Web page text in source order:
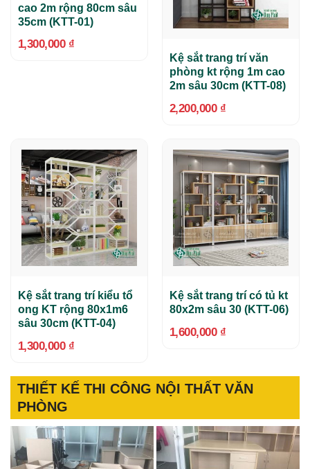
cao 2m rộng 80cm sâu
35cm (KTT-01)
1,300,000 ₫
Kệ sắt trang trí văn
phòng kt rộng 1m cao
2m sâu 30cm (KTT-08)
2,200,000 ₫
Kệ sắt trang trí kiểu tổ
ong KT rộng 80x1m6
sâu 30cm (KTT-04)
1,300,000 ₫
Kệ sắt trang trí có tủ kt
80x2m sâu 30 (KTT-06)
1,600,000 ₫
THIẾT KẾ THI CÔNG NỘI THẤT VĂN
PHÒNG